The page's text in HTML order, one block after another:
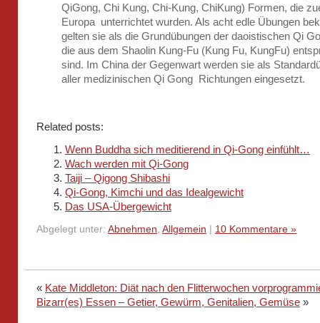
QiGong, Chi Kung, Chi-Kung, ChiKung) Formen, die
Europa unterrichtet wurden. Als acht edle Übungen
gelten sie als die Grundübungen der daoistischen Qi
die aus dem Shaolin Kung-Fu (Kung Fu, KungFu)
sind. Im China der Gegenwart werden sie als
aller medizinischen Qi Gong Richtungen eingesetzt.
Related posts:
Wenn Buddha sich meditierend in Qi-Gong einfühlt…
Wach werden mit Qi-Gong
Taiji – Qigong Shibashi
Qi-Gong, Kimchi und das Idealgewicht
Das USA-Übergewicht
Abgelegt unter: Abnehmen, Allgemein 10 Kommentare »
« Kate Middleton: Diät nach den Flitterwochen
Bizarr(es) Essen – Getier, Gewürm, Genitalien, Gemüse »